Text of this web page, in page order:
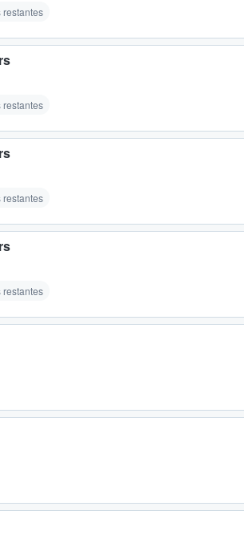
restantes
restantes
restantes
restantes